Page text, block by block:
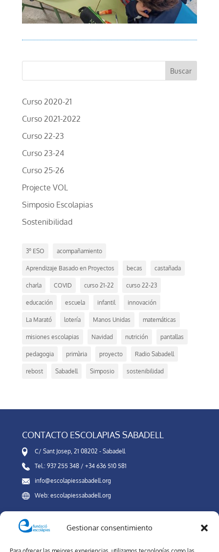
Gestionar consentimiento
Curso 2020-21
Curso 2021-2022
Curso 22-23
Curso 23-24
Curso 25-26
Projecte VOL
Simposio Escolapias
Sostenibilidad
3º ESO acompañamiento
Aprendizaje Basado en Proyectos becas castañada
charla COVID curso 21-22 curso 22-23
educación escuela infantil innovación
La Marató lotería Manos Unidas matemáticas
misiones escolapias Navidad nutrición pantallas
pedagogia primària proyecto Radio Sabadell
rebost Sabadell Simposio sostenibilidad
CONTACTO ESCOLAPIAS SABADELL
C/ Sant Josep, 21 08202 - Sabadell
Tel.: 937 255 348 / +34 636 510 581
info@escolapiessabadell.org
Web: escolapiessabadell.org
Canal Interno de Información